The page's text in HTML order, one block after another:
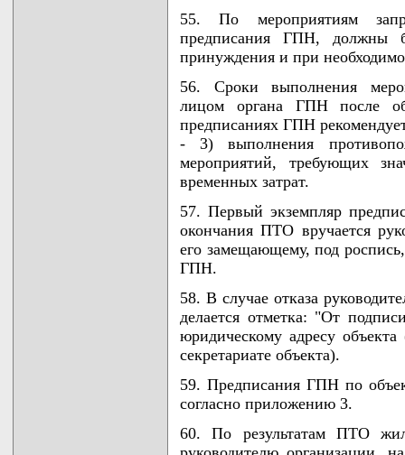
55. По мероприятиям
предписания ГПН, должны
принуждения и при
56. Сроки выполнения
лицом органа ГПН после
предписаниях ГПН
- 3) выполнения
мероприятий, требующих
временных затрат.
57. Первый экземпляр
окончания ПТО вручается
его замещающему, под
ГПН.
58. В случае отказа
делается отметка: "От
юридическому адресу
секретариате объекта).
59. Предписания ГПН по
согласно приложению 3.
60. По результатам ПТО